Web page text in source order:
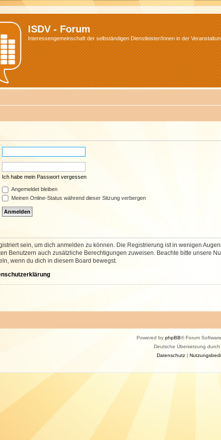
ISDV - Forum
Interessengemeinschaft der selbständigen Dienstleister/Innen in der
Ich habe mein Passwort vergessen
Angemeldet bleiben
Meinen Online-Status während dieser Sitzung verbergen
sein, um dich anmelden zu können. Die Registrierung ist in wenigen
Benutzern auch zusätzliche Berechtigungen zuweisen. Beachte bitte unsere
wenn du dich in diesem Board bewegst.
Powered by phpBB® Forum
Deutsche Übersetzung durch
Datenschutz|